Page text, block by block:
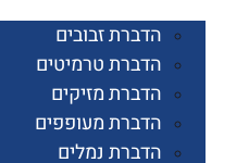
הדברת זבובים
הדברת טרמיטים
הדברת מזיקים
הדברת מעופפים
הדברת נמלים